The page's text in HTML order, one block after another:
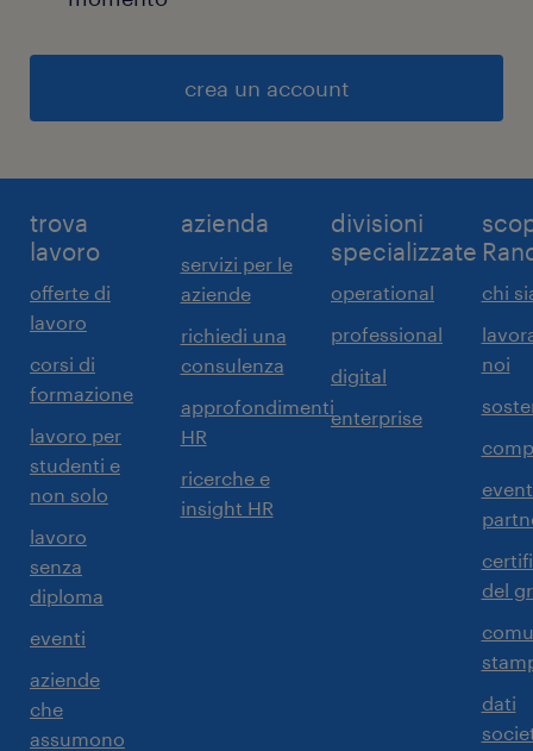
crea un account
trova
lavoro
offerte di
lavoro
corsi di
formazione
lavoro per
studenti e
non solo
lavoro
senza
diploma
eventi
aziende
che
assumono
azienda
servizi per le
aziende
richiedi una
consulenza
approfondimenti
HR
ricerche e
insight HR
divisioni
specializzate
operational
professional
digital
enterprise
chi
noi
del
dati